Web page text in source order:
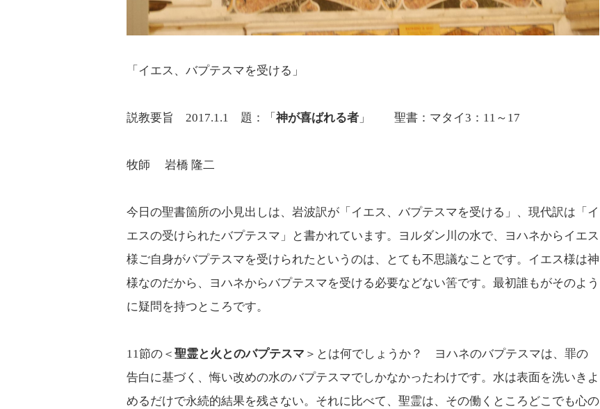
「イエス、バプテスマを受ける」
説教要旨 2017.1.1 題：「 神が喜ばれる者 」 聖書：マタイ3：11～17
牧師 岩橋 隆二
今日の聖書箇所の小見出しは、岩波訳が「イエス、バプテスマを受ける」、現代訳は「イ
エスの受けられたバプテスマ」と書かれています。ヨルダン川の水で、ヨハネからイエス
様ご自身がバプテスマを受けられたというのは、とても不思議なことです。イエス様は神
様なのだから、ヨハネからバプテスマを受ける必要などない筈です。最初誰もがそのよう
に疑問を持つところです。
11節の＜ 聖霊と火とのバプテスマ ＞とは何でしょうか？ ヨハネのバプテスマは、罪の
告白に基づく、悔い改めの水のバプテスマでしかなかったわけです。水は表面を洗いきよ
めるだけで永続的結果を残さない。それに比べて、聖霊は、その働くところどこでも心の